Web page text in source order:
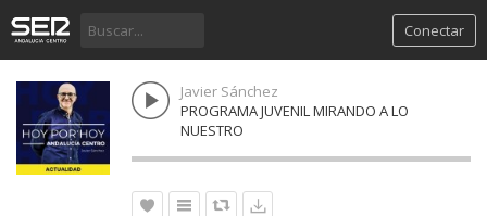
Conectar
Javier Sánchez
PROGRAMA JUVENIL MIRANDO A LO
NUESTRO